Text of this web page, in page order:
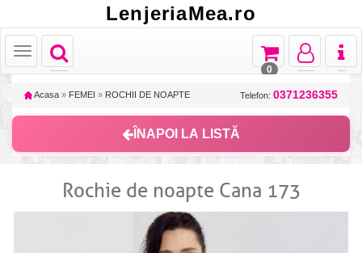
LenjeriaMea.ro
Toggle
navigation
Toggle
Toggle
navigation
Toggle
navigation
Toggle
navigation
0
Acasa » FEMEI » ROCHII DE NOAPTE Telefon: 0371236355
ÎNAPOI LA LISTĂ
Rochie de noapte Cana 173